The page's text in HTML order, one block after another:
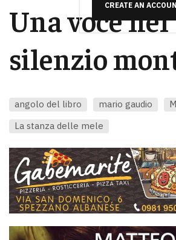
CREATE AN
Una voce nel
silenzio
angolo del libro mario gaudio
La stanza delle mele